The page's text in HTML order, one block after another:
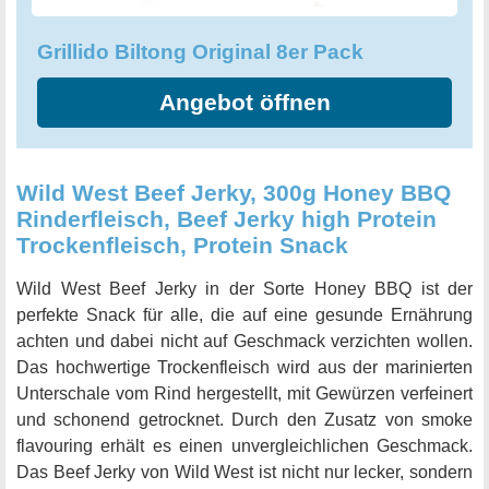
Grillido Biltong Original 8er Pack
Angebot öffnen
Wild West Beef Jerky, 300g Honey BBQ
Rinderfleisch, Beef Jerky high Protein
Trockenfleisch, Protein Snack
Wild West Beef Jerky in der Sorte Honey BBQ ist der
perfekte Snack für alle, die auf eine gesunde Ernährung
achten und dabei nicht auf Geschmack verzichten wollen.
Das hochwertige Trockenfleisch wird aus der marinierten
Unterschale vom Rind hergestellt, mit Gewürzen verfeinert
und schonend getrocknet. Durch den Zusatz von smoke
flavouring erhält es einen unvergleichlichen Geschmack.
Das Beef Jerky von Wild West ist nicht nur lecker, sondern